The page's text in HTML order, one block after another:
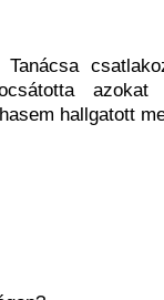
hallgatott